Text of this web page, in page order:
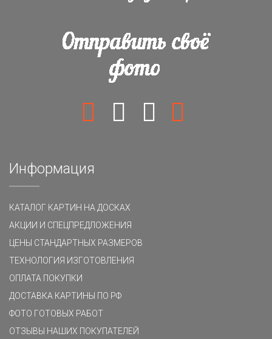
Информация
КАТАЛОГ КАРТИН НА ДОСКАХ
АКЦИИ И СПЕЦПРЕДЛОЖЕНИЯ
ЦЕНЫ СТАНДАРТНЫХ РАЗМЕРОВ
ТЕХНОЛОГИЯ ИЗГОТОВЛЕНИЯ
ОПЛАТА ПОКУПКИ
ДОСТАВКА КАРТИНЫ ПО РФ
ФОТО ГОТОВЫХ РАБОТ
ОТЗЫВЫ НАШИХ ПОКУПАТЕЛЕЙ